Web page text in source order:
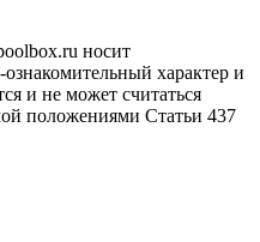
носит
характер и
и не может считаться
положениями Статьи 437